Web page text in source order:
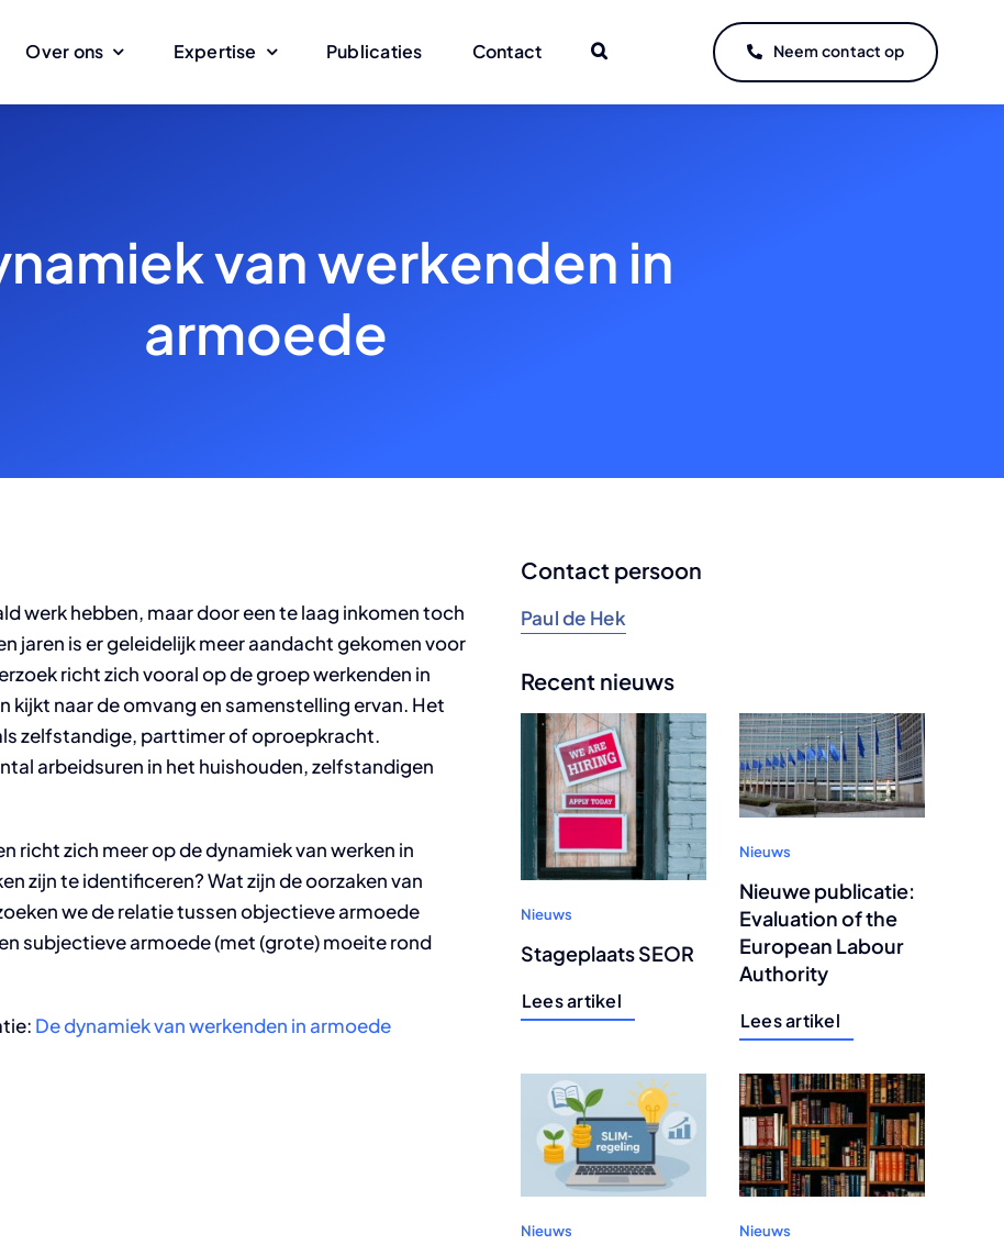
Over ons Expertise Publicaties Contact Neem contact op
van werkenden in
armoede
werk hebben, maar door een te laag inkomen toch
jaren is er geleidelijk meer aandacht gekomen voor
richt zich vooral op de groep werkenden in
naar de omvang en samenstelling ervan. Het
zelfstandige, parttimer of oproepkracht.
arbeidsuren in het huishouden, zelfstandigen
richt zich meer op de dynamiek van werken in
zijn te identificeren? Wat zijn de oorzaken van
we de relatie tussen objectieve armoede
subjectieve armoede (met (grote) moeite rond
De dynamiek van werkenden in armoede
Contact persoon
Paul de Hek
Recent nieuws
Nieuws
Stageplaats SEOR
Lees artikel
Nieuws
Nieuwe publicatie:
Evaluation of the
European Labour
Authority
Lees artikel
Nieuws Nieuws